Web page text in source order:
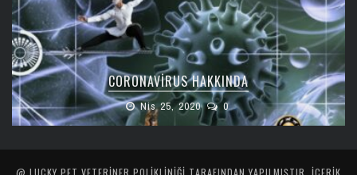
CORONAVIRUS HAKKINDA
Nis 25, 2020 0
@ LUCKY PET VETERINER POLIKLINIĞI TARAFINDAN YAPILMIŞTIR. İÇERIK